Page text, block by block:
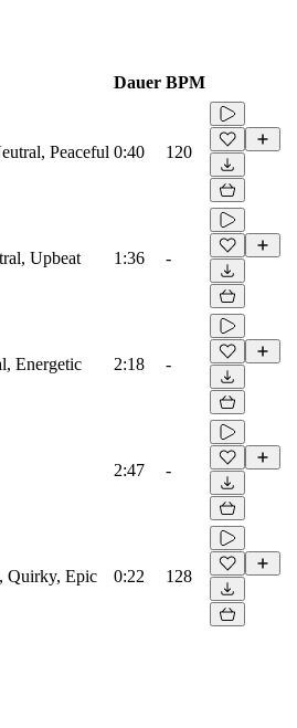
Dauer BPM
Peaceful 0:40 120
Upbeat 1:36 -
Energetic 2:18 -
2:47 -
Quirky, Epic 0:22 128